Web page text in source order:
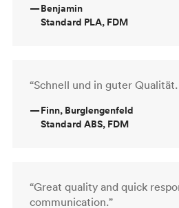
—Benjamin
Standard PLA, FDM
“Schnell und in guter
—Finn, Burglengenfeld
Standard ABS, FDM
“Great quality and quick
communication.”